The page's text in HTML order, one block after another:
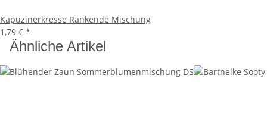
Kapuzinerkresse Rankende Mischung
1,79 € *
Ähnliche Artikel